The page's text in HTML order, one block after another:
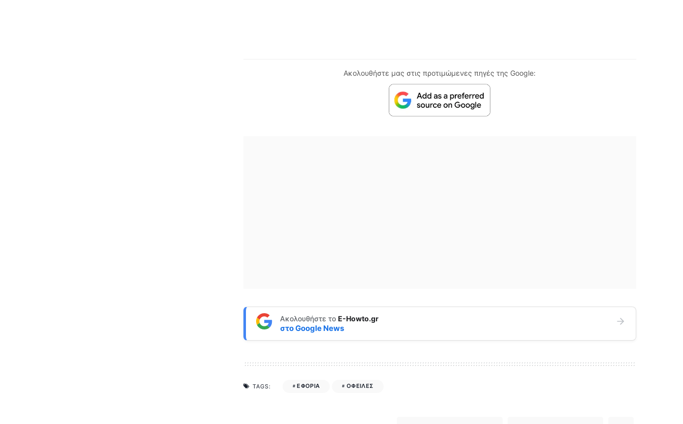
Ακολουθήστε μας στις προτιμώμενες πηγές της Google:
Ακολουθήστε το E-Howto.gr
στοGoogle News
TAGS: ΕΦΟΡΙΑ ΟΦΕΙΛΕΣ